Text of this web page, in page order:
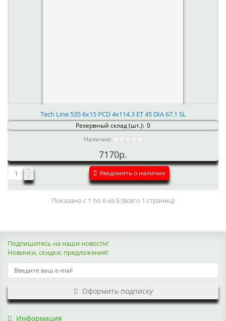
Tech Line 535 6x15 PCD 4x114.3 ET 45 DIA 67.1 SL
Резервный склад (шт.): 0
Наличие:
7170р.
Уведомить о наличии
Показано с 1 по 6 из 6 (всего 1 страниц)
Подпишитесь на наши новости!
Новинки, скидки, предложения!
Оформить подписку
Информация